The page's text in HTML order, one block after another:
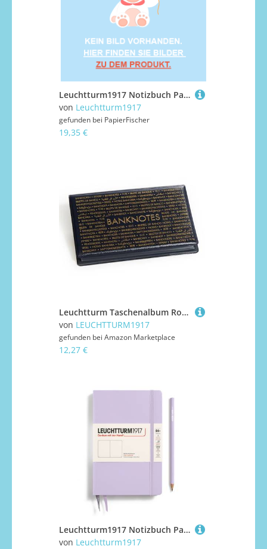
Leuchtturm1917 Notizbuch Paperback Hardcover B6+ Schwarz, kariert
von Leuchtturm1917
gefunden bei PapierFischer
19,35 €
Leuchtturm Taschenalbum Route Banknotes 210
von LEUCHTTURM1917
gefunden bei Amazon Marketplace
12,27 €
Leuchtturm1917 Notizbuch Paperback Hardcover B6+ Lilac, blanko
von Leuchtturm1917